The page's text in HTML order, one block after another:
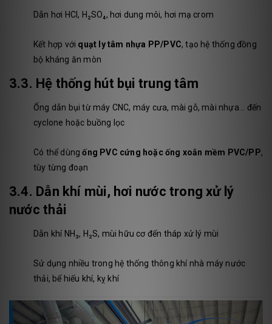
Dẫn hơi HCl, H₂SO₄, hơi dung môi, hơi mạ crom
Kết hợp với quạt ly tâm nhựa PP/PVC, tạo hệ thống đồng
bộ kháng ăn mòn
3.3. Hệ thống hút bụi trung tâm
Ống dẫn bụi từ máy CNC, máy cưa, mài gỗ, mài nhựa... đến
cyclone hoặc buồng lọc
Có thể dùngống PVC cứng hoặc ống xoắn mềm PVC/PP,
tùy từng đoạn
3.4. Dẫn khí mùi, hơi nước trong xử lý
nước thải
Dẫn khí NH₃, H₂S, mùi hữu cơ đến tháp xử lý mùi
Sử dụng nhiều trong hệ thống thông khí nhà máy nước
thải, bể hiếu khí, kỵ khí